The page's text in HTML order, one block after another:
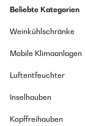
Beliebte Kategorien
Weinkühlschränke
Mobile Klimaanlagen
Luftentfeuchter
Inselhauben
Kopffreihauben